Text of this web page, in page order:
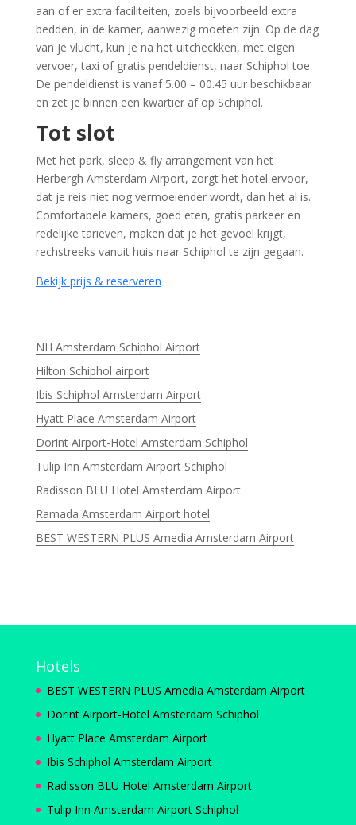
aan of er extra faciliteiten, zoals bijvoorbeeld extra
bedden, in de kamer, aanwezig moeten zijn. Op de dag
van je vlucht, kun je na het uitcheckken, met eigen
vervoer, taxi of gratis pendeldienst, naar Schiphol toe.
De pendeldienst is vanaf 5.00 – 00.45 uur beschikbaar
en zet je binnen een kwartier af op Schiphol.
Tot slot
Met het park, sleep & fly arrangement van het
Herbergh Amsterdam Airport, zorgt het hotel ervoor,
dat je reis niet nog vermoeiender wordt, dan het al is.
Comfortabele kamers, goed eten, gratis parkeer en
redelijke tarieven, maken dat je het gevoel krijgt,
rechstreeks vanuit huis naar Schiphol te zijn gegaan.
Bekijk prijs & reserveren
NH Amsterdam Schiphol Airport
Hilton Schiphol airport
Ibis Schiphol Amsterdam Airport
Hyatt Place Amsterdam Airport
Dorint Airport-Hotel Amsterdam Schiphol
Tulip Inn Amsterdam Airport Schiphol
Radisson BLU Hotel Amsterdam Airport
Ramada Amsterdam Airport hotel
BEST WESTERN PLUS Amedia Amsterdam Airport
Hotels
BEST WESTERN PLUS Amedia Amsterdam Airport
Dorint Airport-Hotel Amsterdam Schiphol
Hyatt Place Amsterdam Airport
Ibis Schiphol Amsterdam Airport
Radisson BLU Hotel Amsterdam Airport
Tulip Inn Amsterdam Airport Schiphol